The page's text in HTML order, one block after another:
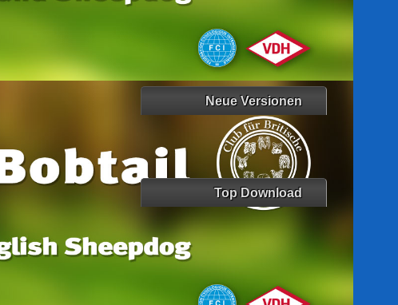
05 BSI Report EN...
ZB_BEC_2025
ZB_OES_2025
Neue Versionen
Die 5 letzten Versionsupdates
01 Terminschutzantrag ...
Top Download
Zuchtordnung...
Körordnung...
Ausstellungsordnung...